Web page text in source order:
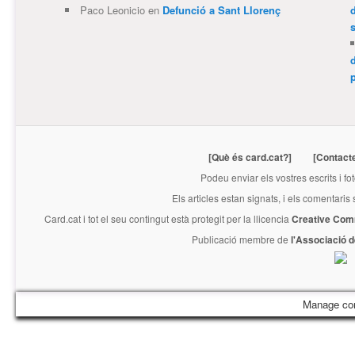
Paco Leonicioen Defunció a Sant Llorenç
[Què és card.cat?]
Podeu enviar els vostres escrits i
Els articles estan signats, i els
Card.cati tot el seu contingut està protegit per la llicencia Creative
Publicació membre de l'Associació
Manage